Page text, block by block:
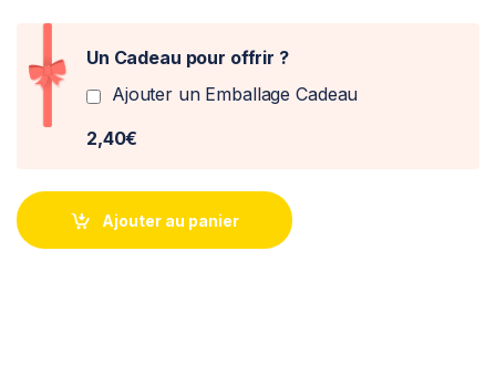
Un Cadeau pour offrir ?
Ajouter un Emballage Cadeau
2,40€
Ajouter au panier